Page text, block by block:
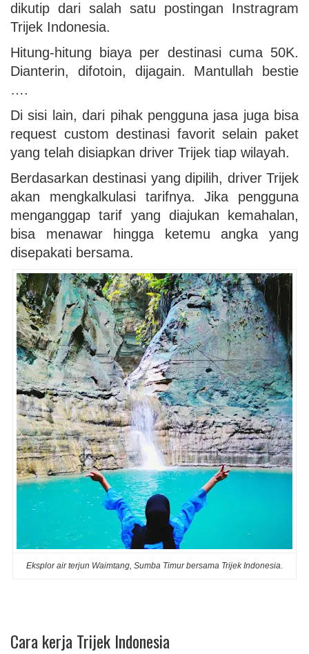
dikutip dari salah satu postingan Instragram
Trijek Indonesia.
Hitung-hitung biaya per destinasi cuma 50K.
Dianterin, difotoin, dijagain. Mantullah bestie
….
Di sisi lain, dari pihak pengguna jasa juga bisa
request custom destinasi favorit selain paket
yang telah disiapkan driver Trijek tiap wilayah.
Berdasarkan destinasi yang dipilih, driver Trijek
akan mengkalkulasi tarifnya. Jika pengguna
menganggap tarif yang diajukan kemahalan,
bisa menawar hingga ketemu angka yang
disepakati bersama.
Eksplor air terjun Waimtang, Sumba Timur bersama Trijek Indonesia.
Cara kerja Trijek Indonesia